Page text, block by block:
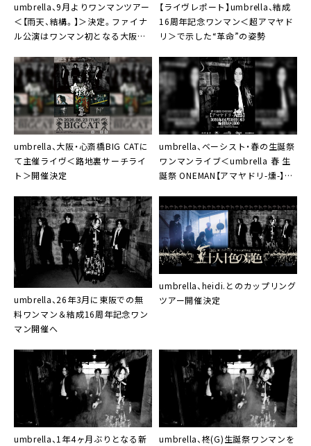
umbrella、9月よりワンマンツアー
＜【雨天、結構。】＞決定。ファイナ
ル公演はワンマン初となる大阪
【ライヴレポート】umbrella、結成
16周年記念ワンマン＜超アマヤド
リ＞で示した“革命”の姿勢
umbrella、大阪・心斎橋BIG CATに
て主催ライヴ＜路地裏サーチライ
ト＞開催決定
umbrella、ベーシスト・春の生誕祭
ワンマンライブ＜umbrella 春 生
誕祭 ONEMAN【アマヤドリ-燻-】＞
umbrella、26年3月に東阪での無
料ワンマン＆結成16周年記念ワン
マン開催へ
umbrella、heidi.とのカップリング
ツアー開催決定
umbrella、1年4ヶ月ぶりとなる新 umbrella、柊(G)生誕祭ワンマンを